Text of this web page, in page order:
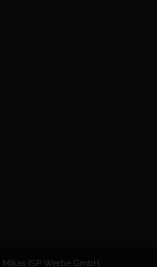
Mikas ISP Werbe GmbH